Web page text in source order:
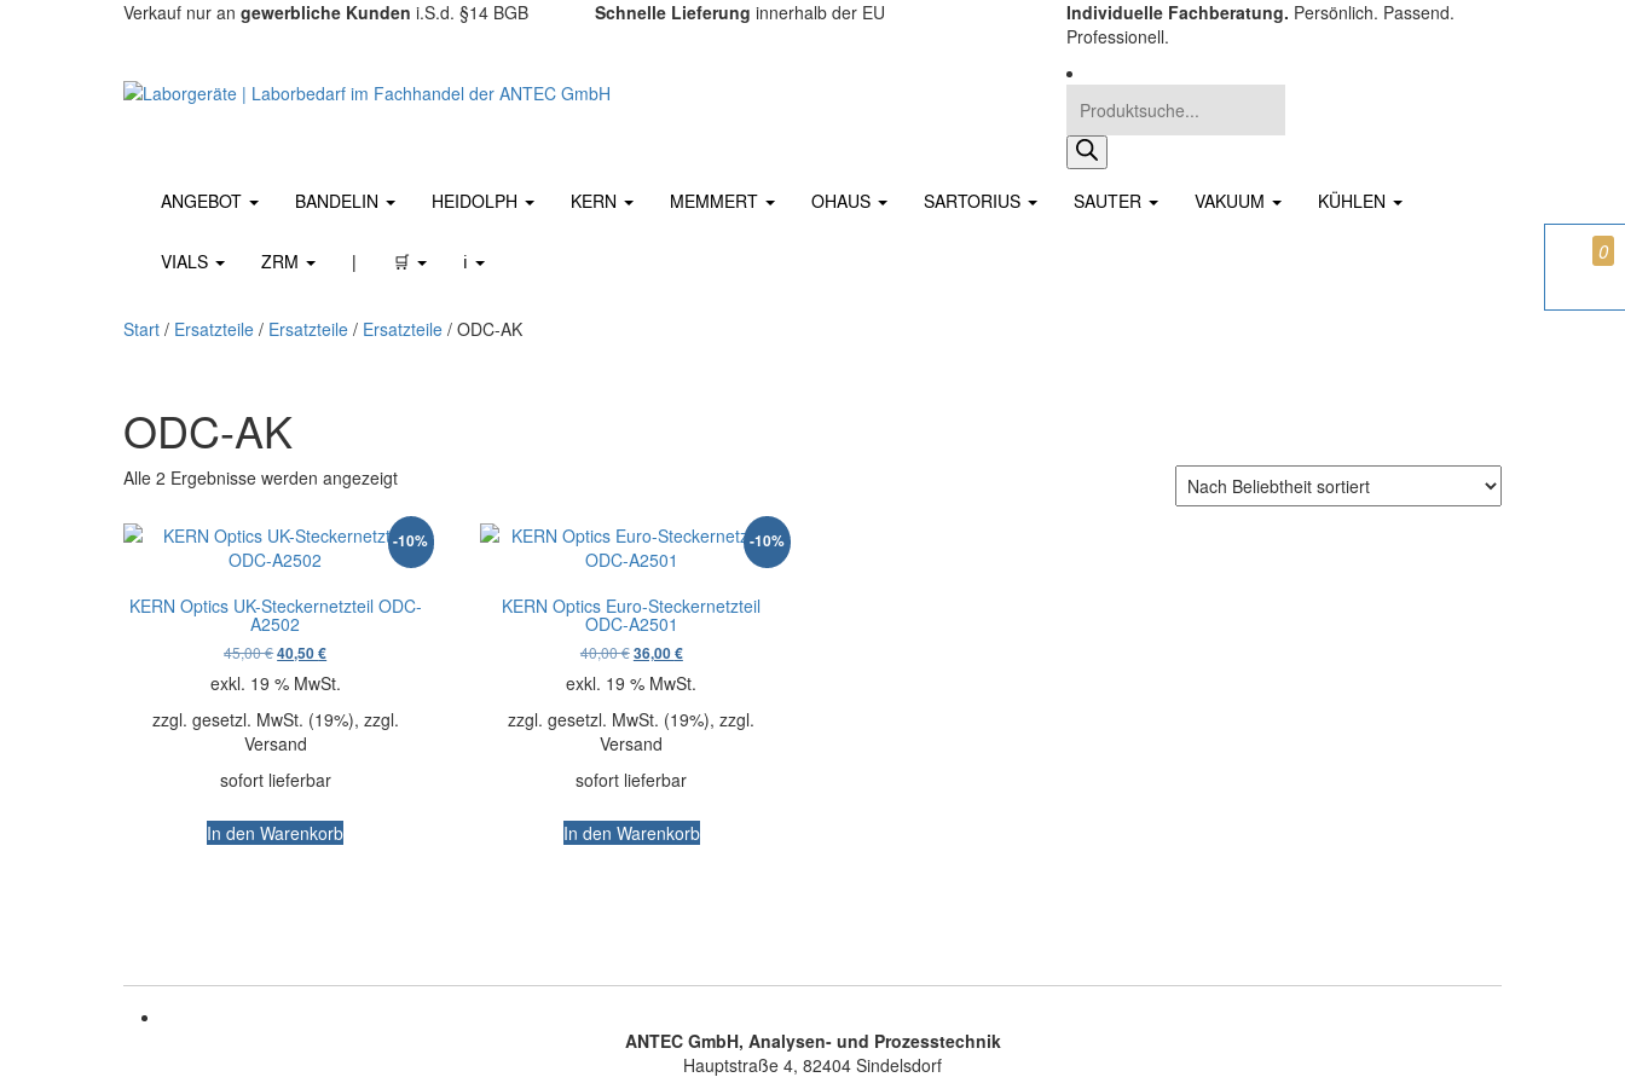
Verkauf nur an gewerbliche Kunden i.S.d. §14 BGB Schnelle Lieferung innerhalb der EU Individuelle Fachberatung. Persönlich. Passend.
Professionell.
ANGEBOT BANDELIN HEIDOLPH KERN MEMMERT OHAUS SARTORIUS SAUTER VAKUUM KÜHLEN
VIALS ZRM | 🛒 ℹ️
Start / Ersatzteile / Ersatzteile / Ersatzteile / ODC-AK
ODC-AK
Alle 2 Ergebnisse werden angezeigtNach Beliebtheit sortiert
-10%
KERN Optics UK-Steckernetzteil ODC-
A2502
45,00€Ursprünglicher Preis war: 45,00 €
40,50€Aktueller Preis ist: 40,50 €.
exkl. 19 % MwSt.
zzgl. gesetzl. MwSt. (19%), zzgl.
Versand
sofort lieferbar
In den Warenkorb
-10%
KERN Optics Euro-Steckernetzteil
ODC-A2501
40,00€Ursprünglicher Preis war: 40,00 €
36,00€Aktueller Preis ist: 36,00 €.
exkl. 19 % MwSt.
zzgl. gesetzl. MwSt. (19%), zzgl.
Versand
sofort lieferbar
In den Warenkorb
ANTEC GmbH, Analysen- und Prozesstechnik
Hauptstraße 4, 82404 Sindelsdorf
0